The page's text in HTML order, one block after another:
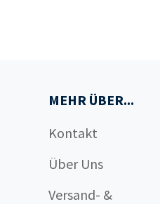
MEHR ÜBER...
Kontakt
Über Uns
Versand- &